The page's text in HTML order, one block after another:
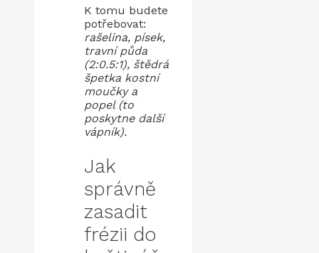
K tomu budete
potřebovat:
rašelina, písek,
travní půda
(2:0.5:1), štědrá
špetka kostní
moučky a
popel (to
poskytne další
vápník).
Jak
správně
zasadit
frézii do